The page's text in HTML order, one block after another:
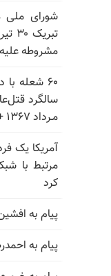
شورای ملی
مشروطه
۶۰ شعله
مـرداد ۱۳۶۷ + ویدئو
آمریکا یک
مرتبط با
کرد
پیام به افشین ۷۸۰
پیام به احمدرضا ۱۹۷۰